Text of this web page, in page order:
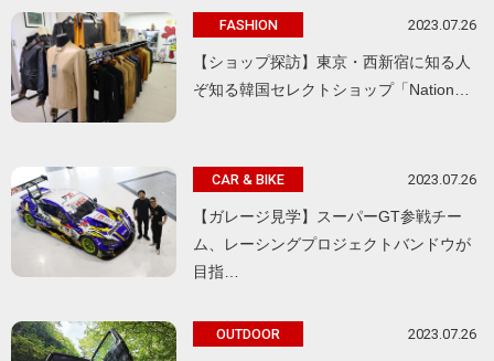
FASHION 2023.07.26
【ショップ探訪】東京・西新宿に知る人
ぞ知る韓国セレクトショップ「Nation…
CAR & BIKE 2023.07.26
【ガレージ見学】スーパーGT参戦チー
ム、レーシングプロジェクトバンドウが
目指…
OUTDOOR 2023.07.26